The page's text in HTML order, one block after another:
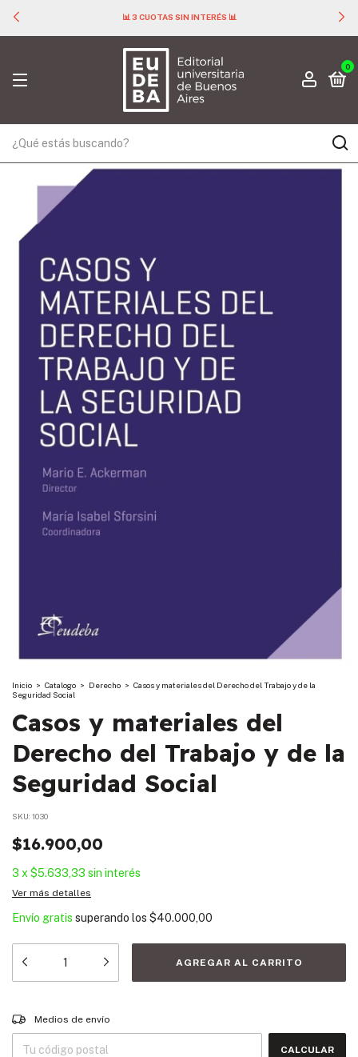
📊 3 CUOTAS SIN INTERÉS 📊
0
Inicio > Catalogo > Derecho > Casos y materiales del Derecho del Trabajo y de la
Seguridad Social
Casos y materiales del
Derecho del Trabajo y de la
Seguridad Social
SKU: 1030
$16.900,00
3 x $5.633,33 sin interés
Ver más detalles
Envío gratis superando los $40.000,00
Entregas para el CP:
Medios de envío
CALCULAR